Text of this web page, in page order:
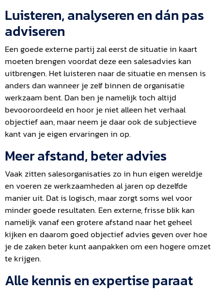
Luisteren, analyseren en dán pas
adviseren
Een goede externe partij zal eerst de situatie in kaart
moeten brengen voordat deze een salesadvies kan
uitbrengen. Het luisteren naar de situatie en mensen is
anders dan wanneer je zelf binnen de organisatie
werkzaam bent. Dan ben je namelijk toch altijd
bevooroordeeld en hoor je niet alleen het verhaal
objectief aan, maar neem je daar ook de subjectieve
kant van je eigen ervaringen in op.
Meer afstand, beter advies
Vaak zitten salesorganisaties zo in hun eigen wereldje
en voeren ze werkzaamheden al jaren op dezelfde
manier uit. Dat is logisch, maar zorgt soms wel voor
minder goede resultaten. Een externe, frisse blik kan
namelijk vanaf een grotere afstand naar het geheel
kijken en daarom goed objectief advies geven over hoe
je de zaken beter kunt aanpakken om een hogere omzet
te krijgen.
Alle kennis en expertise paraat